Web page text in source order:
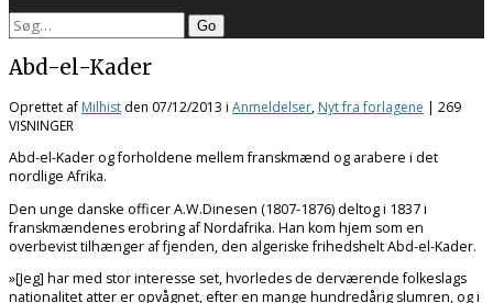
Search
Abd-el-Kader
Oprettet af Milhist den 07/12/2013 i Anmeldelser, Nyt fra forlagene | 269
VISNINGER
Abd-el-Kader og forholdene mellem franskmænd og arabere i det
nordlige Afrika.
Den unge danske officer A.W.Dinesen (1807-1876) deltog i 1837 i
franskmændenes erobring af Nordafrika. Han kom hjem som en
overbevist tilhænger af fjenden, den algeriske frihedshelt Abd-el-Kader.
»[Jeg] har med stor interesse set, hvorledes de derværende folkeslags
nationalitet atter er opvågnet, efter en mange hundredårig slumren, og i